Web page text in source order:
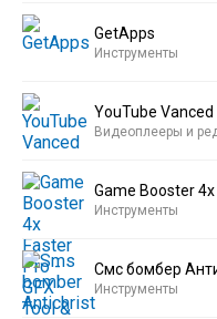
GetApps
Инструменты
YouTube Vanced
Видеоплееры и
Game Booster
Инструменты
Смс бомбер
Инструменты